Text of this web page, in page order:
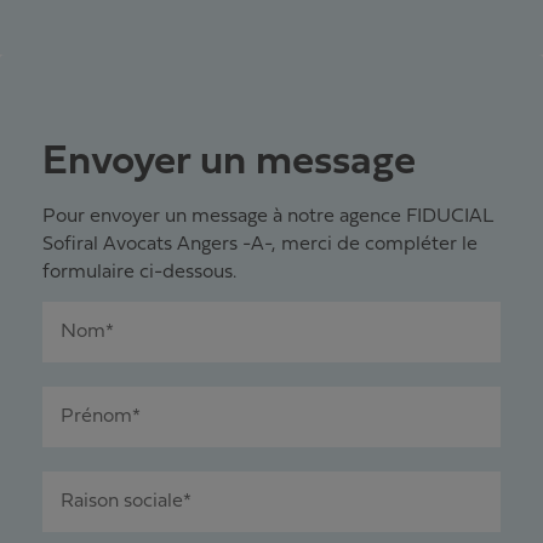
Envoyer un message
Pour envoyer un message à notre agence FIDUCIAL
Sofiral Avocats Angers -A-, merci de compléter le
formulaire ci-dessous.
Nom*
Prénom*
Raison sociale*